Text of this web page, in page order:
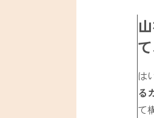
は
る
て